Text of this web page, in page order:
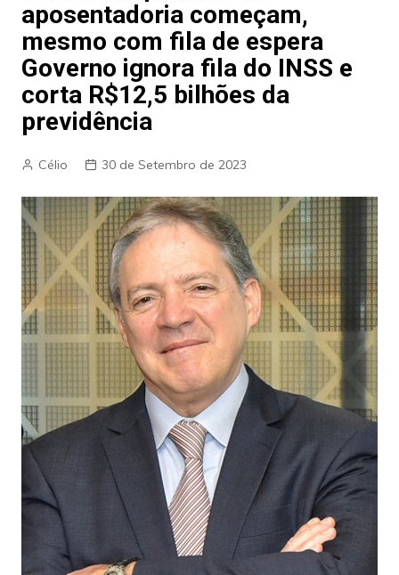
aposentadoria começam,
mesmo com fila de espera
Governo ignora fila do INSS e
corta R$12,5 bilhões da
previdência
Célio 30 de Setembro de 2023